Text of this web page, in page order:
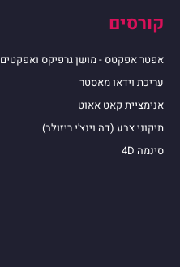
קורסים
אפטר אפקטס - מושן גרפיקס ואפקטים
עריכת וידאו מאסטר
אנימציית קאט אאוט
תיקוני צבע (דה וינצ'י ריזולב)
סינמה 4D